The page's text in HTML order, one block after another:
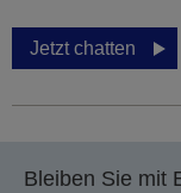
Jetzt chatten
Bleiben Sie mit